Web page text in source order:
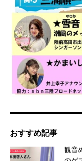
おすすめ記事
観音